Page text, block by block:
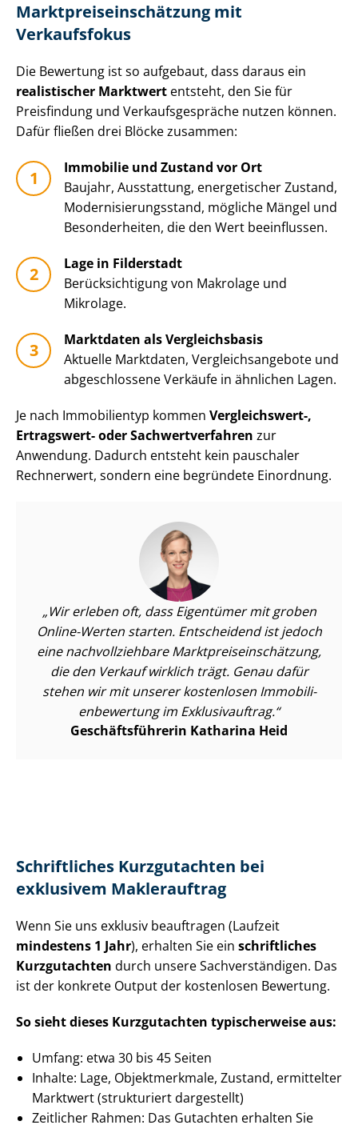
Markt­preis­ein­schät­zung mit
Verkaufsfokus
Die Bewertung ist so aufgebaut, dass daraus ein
realistischer Marktwert entsteht, den Sie für
Preisfindung und Ver­kaufs­ge­sprä­che nutzen können.
Dafür fließen drei Blöcke zusammen:
Immobilie und Zustand vor Ort
Baujahr, Ausstattung, energetischer Zustand,
Mo­der­ni­sie­rungs­stand, mögliche Mängel und
Besonderheiten, die den Wert beeinflussen.
Lage in Filderstadt
Be­rück­sich­ti­gung von Makrolage und
Mikrolage.
Marktdaten als Vergleichsbasis
Aktuelle Marktdaten, Ver­gleichs­an­ge­bo­te und
abgeschlossene Verkäufe in ähnlichen Lagen.
Je nach Immobilientyp kommen Vergleichswert-,
Ertragswert- oder Sach­wert­ver­fah­ren zur
Anwendung. Dadurch entsteht kein pauschaler
Rechnerwert, sondern eine begründete Einordnung.
Wir erleben oft, dass Eigentümer mit groben
Online-Werten starten. Entscheidend ist jedoch
eine nach­voll­zieh­ba­re Markt­preis­ein­schät­zung,
die den Verkauf wirklich trägt. Genau dafür
stehen wir mit unserer kostenlosen Im­mo­bi­li­
en­be­wer­tung im Exklusivauftrag.
Ge­schäfts­füh­re­rin Katharina Heid
Schriftliches Kurzgutachten bei
exklusivem Maklerauftrag
Wenn Sie uns exklusiv beauftragen (Laufzeit
mindestens 1 Jahr), erhalten Sie ein schriftliches
Kurzgutachten durch unsere Sach­ver­stän­di­gen. Das
ist der konkrete Output der kostenlosen Bewertung.
So sieht dieses Kurzgutachten typischerweise aus:
Umfang: etwa 30 bis 45 Seiten
Inhalte: Lage, Objektmerkmale, Zustand, ermittelter
Marktwert (strukturiert dargestellt)
Zeitlicher Rahmen: Das Gutachten erhalten Sie